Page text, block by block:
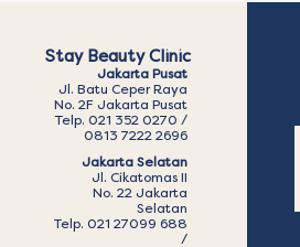
Stay Beauty Clinic
Jakarta Pusat
Jl. Batu Ceper Raya
No. 2F Jakarta Pusat
Telp. 021 352 0270 /
0813 7222 2696
Jakarta Selatan
Jl. Cikatomas II
No. 22 Jakarta
Selatan
Telp. 021 27099 688
/